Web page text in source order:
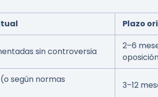
Plazo
sin controversia
2–6
según normas
3–12